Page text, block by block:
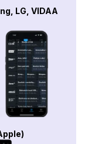
LG, VIDAA